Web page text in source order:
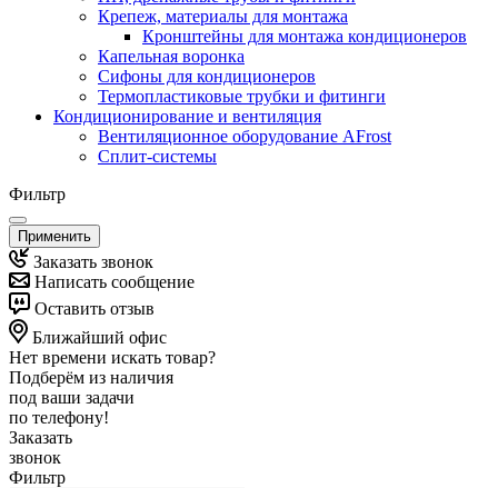
Крепеж, материалы для монтажа
Кронштейны для монтажа кондиционеров
Капельная воронка
Сифоны для кондиционеров
Термопластиковые трубки и фитинги
Кондиционирование и вентиляция
Вентиляционное оборудование AFrost
Сплит-системы
Фильтр
Применить
Заказать звонок
Написать сообщение
Оставить отзыв
Ближайший офис
Нет времени искать товар?
Подберём из наличия
под ваши задачи
по телефону!
Заказать
звонок
Фильтр